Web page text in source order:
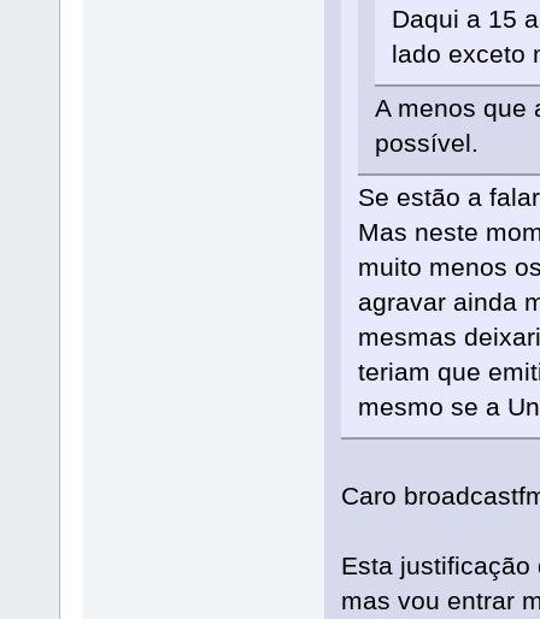
Daqui a 15
lado exceto
A menos que
possível.
Se estão a
Mas neste
muito menos
agravar ainda
mesmas
teriam que
mesmo se a
Caro
Esta justificação
mas vou entrar